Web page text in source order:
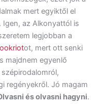
mert egyiktől el
Igen, az Alkonyattól is
legjobban a
ot, mert ott senki
majdnem egyenlő
regényekről. Jó magam
és olvasni hagyni.